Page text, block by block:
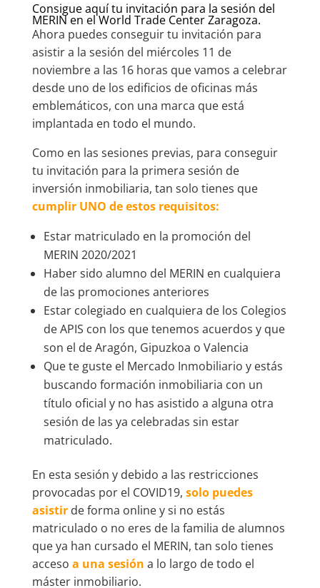
Consigue aquí tu invitación para la sesión del
MERIN en el World Trade Center Zaragoza.
Ahora puedes conseguir tu invitación para
asistir a la sesión del miércoles 11 de
noviembre a las 16 horas que vamos a celebrar
desde uno de los edificios de oficinas más
emblemáticos, con una marca que está
implantada en todo el mundo.
Como en las sesiones previas, para conseguir
tu invitación para la primera sesión de
inversión inmobiliaria, tan solo tienes que
cumplir UNO de estos requisitos:
Estar matriculado en la promoción del
MERIN 2020/2021
Haber sido alumno del MERIN en cualquiera
de las promociones anteriores
Estar colegiado en cualquiera de los Colegios
de APIS con los que tenemos acuerdos y que
son el de Aragón, Gipuzkoa o Valencia
Que te guste el Mercado Inmobiliario y estás
buscando formación inmobiliaria con un
título oficial y no has asistido a alguna otra
sesión de las ya celebradas sin estar
matriculado.
En esta sesión y debido a las restricciones
provocadas por el COVID19, solo puedes
asistirde forma online y si no estás
matriculado o no eres de la familia de alumnos
que ya han cursado el MERIN, tan solo tienes
acceso a una sesión a lo largo de todo el
máster inmobiliario.